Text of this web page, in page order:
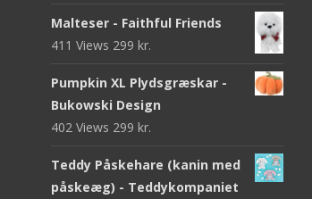
Malteser - Faithful Friends
411 Views 299 kr.
Pumpkin XL Plydsgræskar -
Bukowski Design
402 Views 299 kr.
Teddy Påskehare (kanin med
påskeæg) - Teddykompaniet